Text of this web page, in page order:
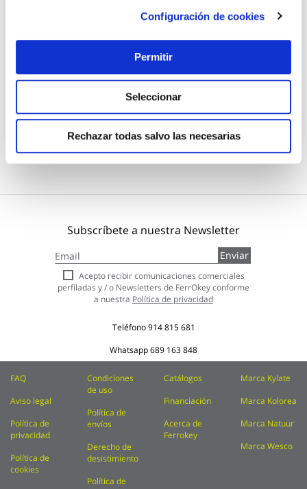
Configuración de cookies
Permitir
Seleccionar
Rechazar todas salvo las necesarias
Contenedor hermetico borosilicato cook & eat 1,1 l -
valvula tatay
Tatay
7,20 €
Añadir al carrito
Subscríbete a nuestra Newsletter
a
nuestro
boletín
de
Enviar
Acepto recibir comunicaciones comerciales
perfiladas y / o Newsletters de FerrOkey conforme
a nuestra Política de privacidad
Teléfono914 815 681
Whatsapp689 163 848
FAQ
Aviso legal
Política de
privacidad
Política de
cookies
Condiciones
de uso
Política de
envíos
Derecho de
desistimiento
Política de
Catálogos
Financiación
Acerca de
Ferrokey
Marca Kylate
Marca Kolorea
Marca Natuur
Marca Wesco